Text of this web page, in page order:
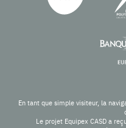
En tant que simple visiteur, la
Le projet Equipex CASD a